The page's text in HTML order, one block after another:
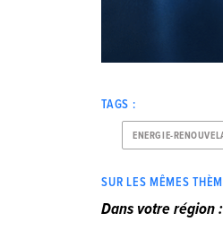
TAGS :
ENERGIE-
SUR LES MÊMES
Dans votre région :